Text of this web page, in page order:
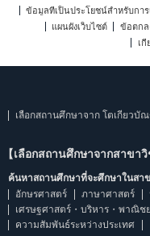
ข้อมูลที่เป็นประโยชน์สำหรับกา
แผนผังเว็บไซต์
ข้อตกล
เ
เลือกสถานศึกษาจาก โตเกียวบั
【เลือกสถานศึกษาจากสาขาวิ
ค้นหาสถานศึกษาที่จะศึกษาในสา
อักษรศาสตร์
ภาษาศาสตร์
เศรษฐศาสตร์・บริหาร・พาณิช
ความสัมพันธ์ระหว่างประเทศ